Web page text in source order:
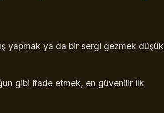
yapmak ya da bir sergi gezmek düşük
gibi ifade etmek, en güvenilir ilk